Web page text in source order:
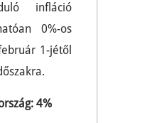
infláció
0%-os
1-jétől
4%